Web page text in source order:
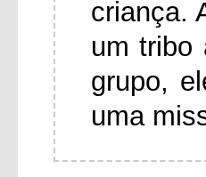
criança.
um tribo
grupo,
uma